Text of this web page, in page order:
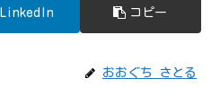
LinkedIn コピー
おおぐち さとる